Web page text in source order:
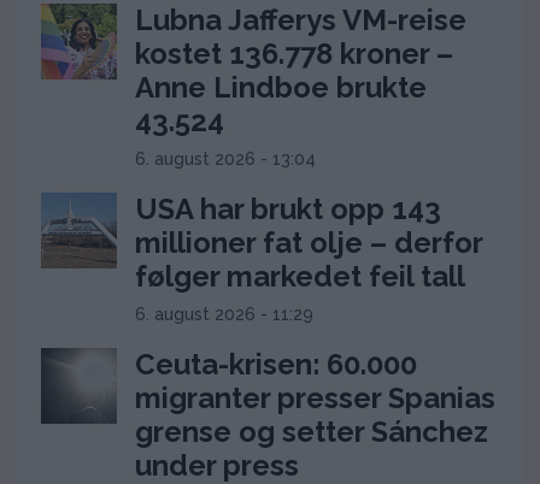
Lubna Jafferys VM-reise
kostet 136.778 kroner –
Anne Lindboe brukte
43.524
6. august 2026 - 13:04
USA har brukt opp 143
millioner fat olje – derfor
følger markedet feil tall
6. august 2026 - 11:29
Ceuta-krisen: 60.000
migranter presser Spanias
grense og setter Sánchez
under press